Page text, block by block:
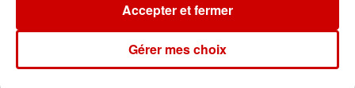
Kelly Massol, figure
emblématique de
l'entrepreneuriat féminin
Gérer mes choix
Accepter et fermer